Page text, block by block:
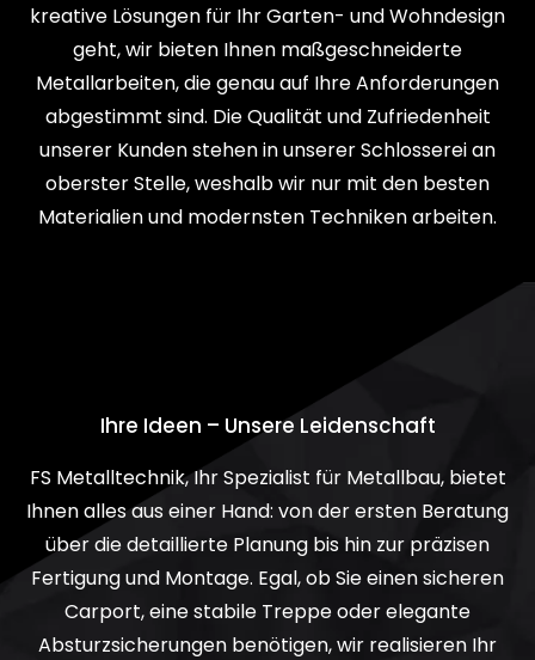
kreative Lösungen für Ihr Garten- und Wohndesign
geht, wir bieten Ihnen maßgeschneiderte
Metallarbeiten, die genau auf Ihre Anforderungen
abgestimmt sind. Die Qualität und Zufriedenheit
unserer Kunden stehen in unserer Schlosserei an
oberster Stelle, weshalb wir nur mit den besten
Materialien und modernsten Techniken arbeiten.
Ihre Ideen – Unsere Leidenschaft
FS Metalltechnik, Ihr Spezialist für Metallbau, bietet
Ihnen alles aus einer Hand: von der ersten Beratung
über die detaillierte Planung bis hin zur präzisen
Fertigung und Montage. Egal, ob Sie einen sicheren
Carport, eine stabile Treppe oder elegante
Absturzsicherungen benötigen, wir realisieren Ihr